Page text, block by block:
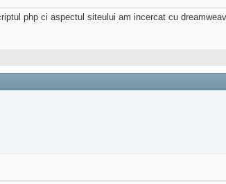
php ci aspectul siteului am incercat cu